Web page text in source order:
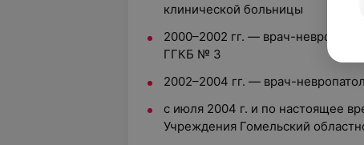
клинической больницы
2000–2002 гг. — врач-
ГГКБ № 3
2002–2004 гг. — врач-
с июля 2004 г. и по настоящее
Учреждения Гомельский